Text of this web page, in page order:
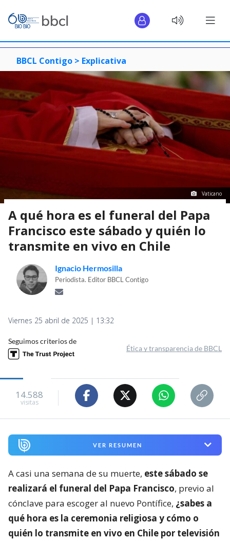
BBCL Contigo > Explicativa
Vaticano
A qué hora es el funeral del Papa
Francisco este sábado y quién lo
transmite en vivo en Chile
Ignacio Hermosilla
Periodista. Editor BBCL Contigo
Viernes 25 abril de 2025 | 13:32
Seguimos criterios de
Ética y transparencia de BBCL
14.588
visitas
VER RESUMEN
A casi una semana de su muerte, este sábado se
realizará el funeral del Papa Francisco, previo al
cónclave para escoger al nuevo Pontífice, ¿sabes a
qué hora es la ceremonia religiosa y cómo o
quién lo transmite en vivo en Chile por televisión